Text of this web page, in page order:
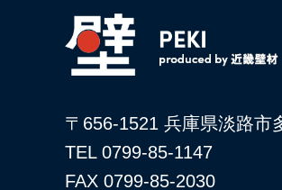
2026/05/15
コンクリートに土壁を塗る
仕上げ材（漆喰や土壁）
2026/03/24
〒656-1521 兵庫県淡路市
TEL 0799-85-1147
FAX 0799-85-2030